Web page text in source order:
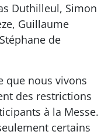
Duthilleul, Simon
Guillaume
de
que nous vivons
des restrictions
à la Messe.
certains